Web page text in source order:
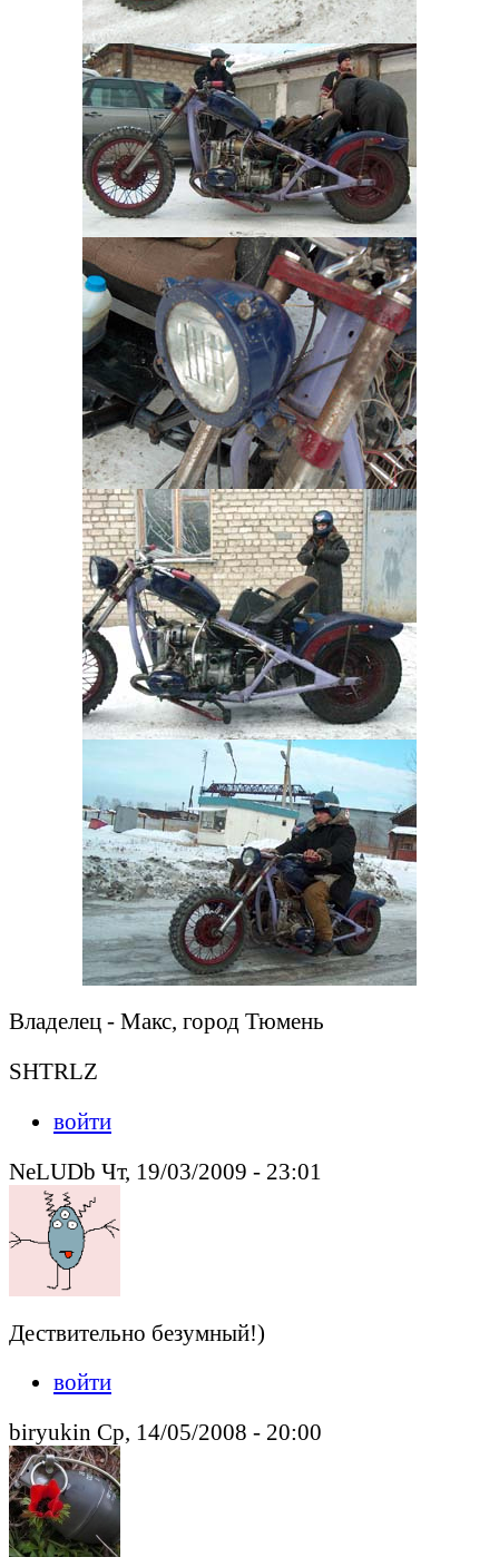
Владелец - Макс, город Тюмень
SHTRLZ
войти
NeLUDb Чт, 19/03/2009 - 23:01
Дествительно безумный!)
войти
biryukin Ср, 14/05/2008 - 20:00